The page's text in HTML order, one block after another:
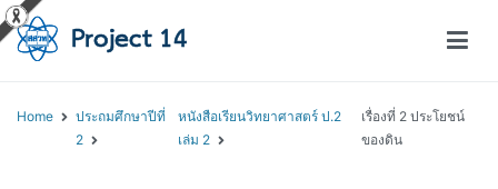
Home
ประถมศึกษาปีที่
2
หนังสือเรียนวิทยาศาสตร์ ป.2
เล่ม 2
เรื่องที่ 2 ประโยชน์
ของดิน